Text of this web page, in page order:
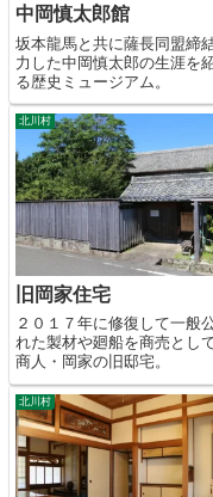
中岡慎太郎館
坂本龍馬と共に薩長同盟締
力した中岡慎太郎の生涯を
る歴史ミュージアム。
北川村
旧岡家住宅
２０１７年に修復して一般
れた製材や廻船を商売とし
商人・岡家の旧邸宅。
北川村